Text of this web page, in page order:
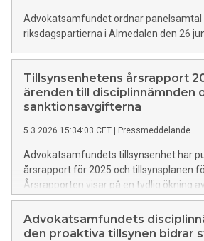
Advokatsamfundet ordnar panelsamtal
riksdagspartierna i Almedalen den 26
Tillsynsenhetens årsrapport
ärenden till disciplinnämnden
sanktionsavgifterna
5.3.2026 15:34:03 CET Pressmeddelande
Advokatsamfundets tillsynsenhet har
årsrapport för 2025 och tillsynsplanen
Årsrapporten visar på en tydlig ökning
disciplinärenden, ett intensifierat
och de första sanktionsavgifterna mot
inte iakttagit kraven i det administrativa
Advokatsamfundets
den proaktiva tillsynen bidrar